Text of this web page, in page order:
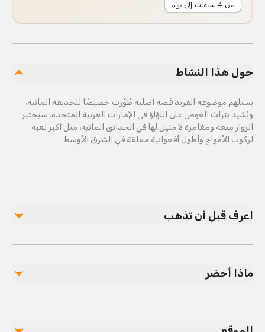
من 4 ساعات إلى يوم
حول هذا النشاط
يستلهم موضوعه الفريد قصة أصلية طُوّرت خصيصًا للحديقة المائية،
ويُشيد بتراث الغوص على اللؤلؤ في الإمارات العربية المتحدة. سيختبر
الزوار متعة ومغامرة لا مثيل لها في الحدائق المائية، مثل أكبر لعبة
لركوب الأمواج وأطول أفعوانية معلقة في الشرق الأوسط.
اعرف قبل أن تذهب
نظرًا لطبيعة التجربة، من الضروري الحجز مسبقًا. مفتوح يوميًا
الأول لتذكرة متعددة الحدائق. يتم حفظ مسح الإصبع كرمز
ماذا أحضر
ملابس السباحة والمنشفة